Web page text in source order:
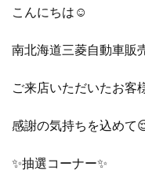
こんにちは☺️
南北海道三菱自動車販
ご来店いただいたお客
感謝の気持ちを込めて
✨抽選コーナー✨